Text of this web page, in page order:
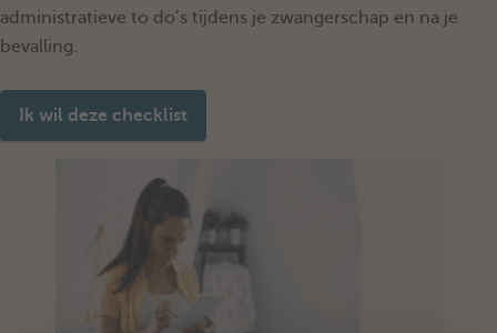
administratieve to do’s tijdens je zwangerschap en na je
bevalling.
Ik wil deze checklist